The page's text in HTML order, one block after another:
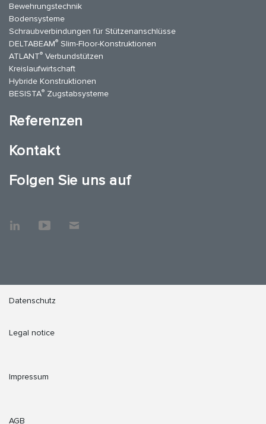
Bewehrungstechnik
Bodensysteme
Schraubverbindungen für Stützen­anschlüsse
DELTABEAM® Slim-Floor-Konstruktionen
ATLANT® Verbundstützen
Kreislaufwirtschaft
Hybride Konstruktionen
BESISTA® Zugstabsysteme
Referenzen
Kontakt
Folgen Sie uns auf
Datenschutz
Legal notice
Impressum
AGB